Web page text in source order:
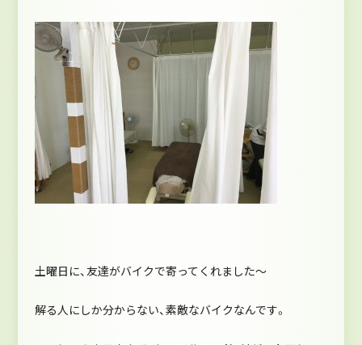
土曜日に、友達がバイクで寄ってくれました～
解る人にしか分からない、素敵なバイクなんです。